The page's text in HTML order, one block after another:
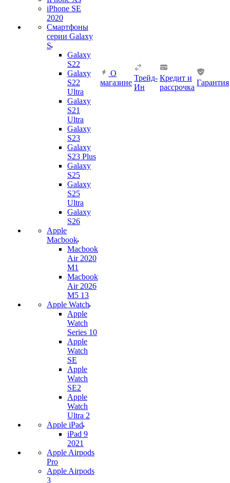
iPhone SE
2020
Смартфоны
серии Galaxy
S
Galaxy
S22
Galaxy
S22
Ultra
Galaxy
S21
Ultra
Galaxy
S23
Galaxy
S23 Plus
Galaxy
S25
Galaxy
S25
Ultra
Galaxy
S26
Apple
Macbook
Macbook
Air 2020
M1
Macbook
Air 2026
M5 13
Apple Watch
Apple
Watch
Series 10
Apple
Watch
SE
Apple
Watch
SE2
Apple
Watch
Ultra 2
Apple iPad
iPad 9
2021
Apple Airpods
Pro
Apple Airpods
3
О
магазине
Трейд-
Ин
Кредит и
рассрочка
Гарантия